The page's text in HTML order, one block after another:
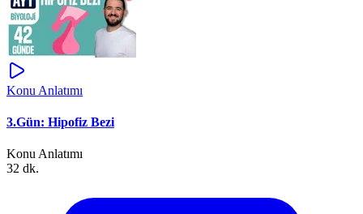
Konu Anlatımı
3.Gün: Hipofiz Bezi
Konu Anlatımı
32 dk.